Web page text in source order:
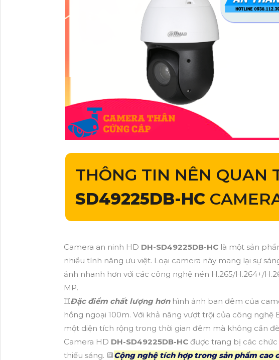
THÔNG TIN NÊN QUAN
SD49225DB-HC
Camera an ninh HD DH-SD49225DB-HC là một sản
nhiều tính năng ưu việt. Loại camera này mang lại sự
ảnh nhanh hơn với các công nghệ nén H.265/H.264+/
MP.
♊Đặc điểm chất lượng hơn hình ảnh ban đêm của
hồng ngoại 100m. Với khả năng vượt trội của công
một diện tích rộng trong thời gian đêm mà không cần
Camera HD DH-SD49225DB-HC được trang bị các chức
thiếu sáng. 🔳Cộng nghệ tích hợp trong sản phẩm cao